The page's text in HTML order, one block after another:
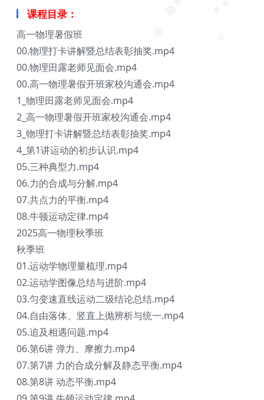
❅
❅
课程目录：
高一物理暑假班
00.物理打卡讲解暨总结表彰抽奖.mp4
00.物理田露老师见面会.mp4
00.高一物理暑假开班家校沟通会.mp4
1_物理田露老师见面会.mp4
2_高一物理暑假开班家校沟通会.mp4
3_物理打卡讲解暨总结表彰抽奖.mp4
4_第1讲运动的初步认识.mp4
05.三种典型力.mp4
06.力的合成与分解.mp4
07.共点力的平衡.mp4
08.牛顿运动定律.mp4
2025高一物理秋季班
秋季班
01.运动学物理量梳理.mp4
02.运动学图像总结与进阶.mp4
03.匀变速直线运动二级结论总结.mp4
04.自由落体、竖直上抛辨析与统一.mp4
05.追及相遇问题.mp4
06.第6讲 弹力、摩擦力.mp4
07.第7讲 力的合成分解及静态平衡.mp4
08.第8讲 动态平衡.mp4